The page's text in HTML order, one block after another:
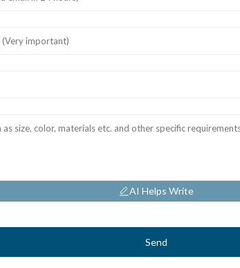
AI Helps Write
Send